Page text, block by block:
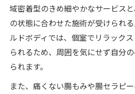
域密着型のきめ細やかなサービス
の状態に合わせた施術が受けられ
ルドボディでは、個室でリラック
られるため、周囲を気にせず自分
られます。
また、痛くない腸もみや腸セラピ